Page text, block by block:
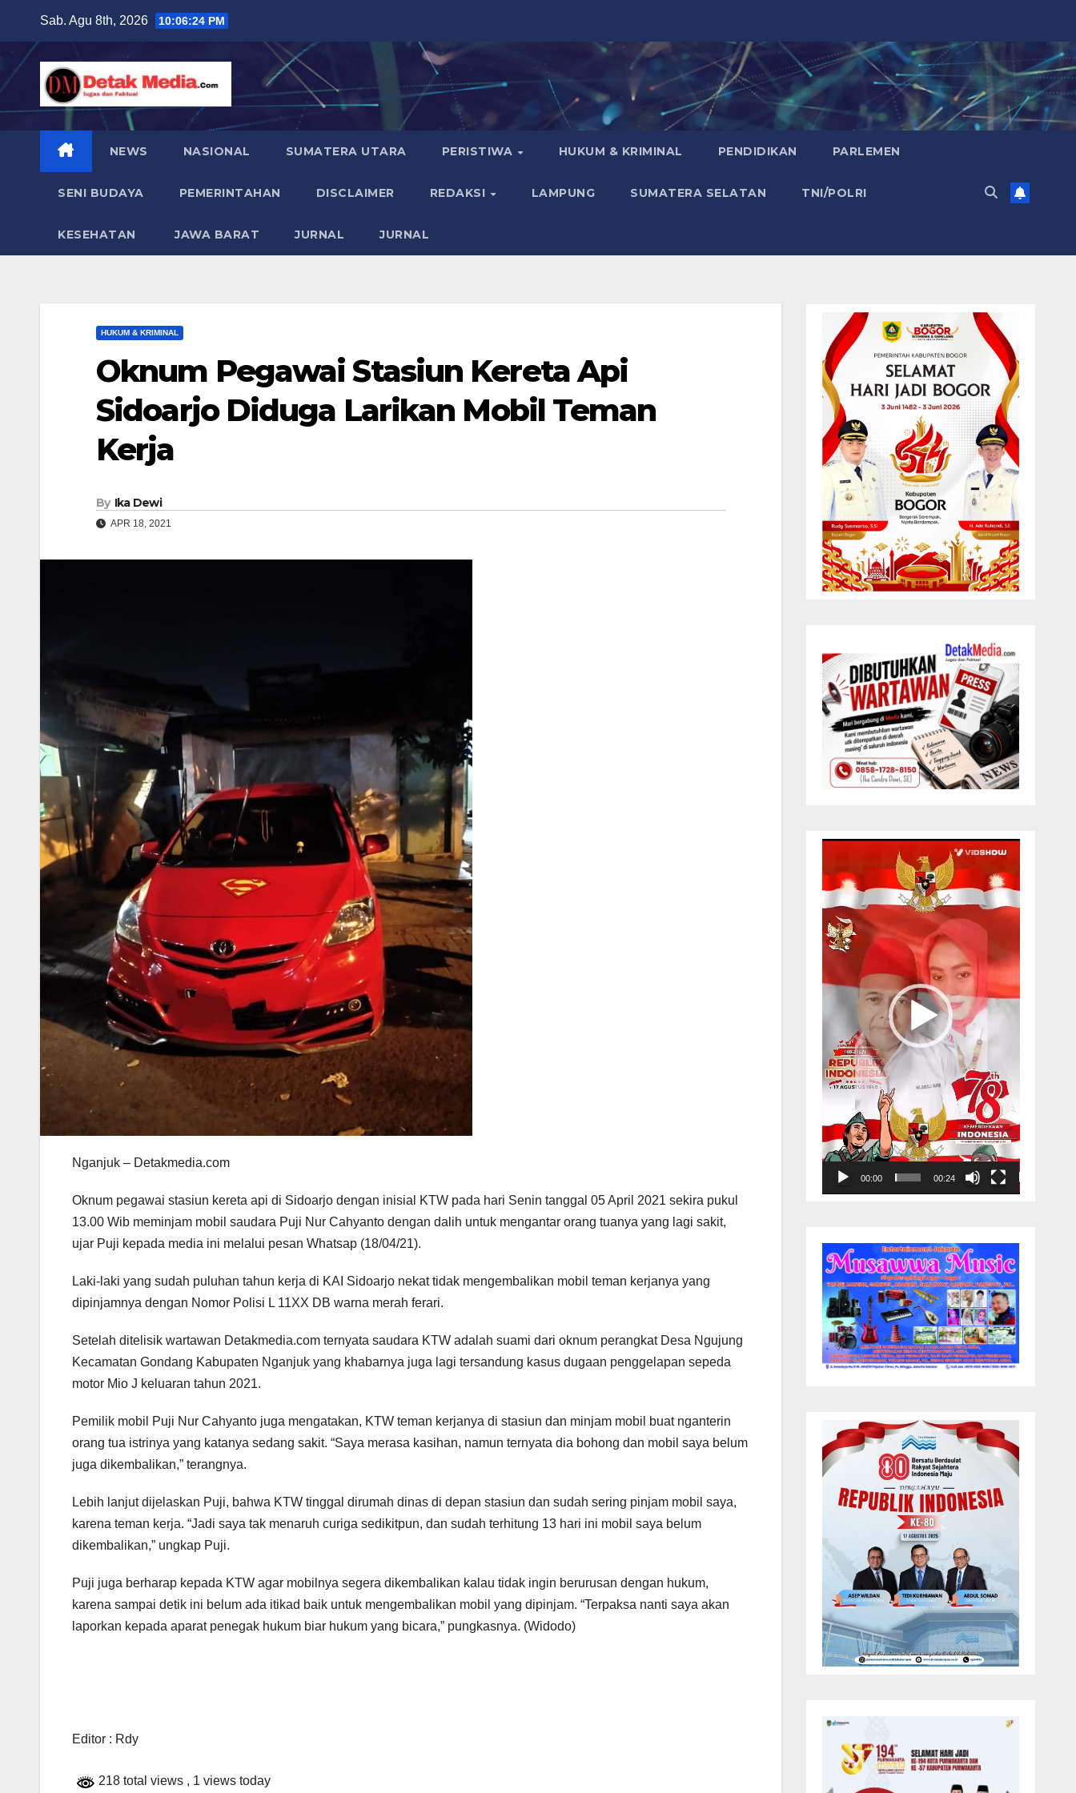
content
Sab. Agu 8th, 2026 10:06:26 PM
NEWS NASIONAL SUMATERA UTARA PERISTIWA HUKUM & KRIMINAL PENDIDIKAN PARLEMEN
SENI BUDAYA PEMERINTAHAN DISCLAIMER REDAKSI LAMPUNG SUMATERA SELATAN TNI/POLRI
KESEHATAN JAWA BARAT JURNAL JURNAL
HUKUM & KRIMINAL
Oknum Pegawai Stasiun Kereta Api
Sidoarjo Diduga Larikan Mobil Teman
Kerja
By Ika Dewi
APR 18, 2021
Nganjuk – Detakmedia.com
Oknum pegawai stasiun kereta api di Sidoarjo dengan inisial KTW pada hari Senin tanggal 05 April 2021 sekira pukul
13.00 Wib meminjam mobil saudara Puji Nur Cahyanto dengan dalih untuk mengantar orang tuanya yang lagi sakit,
ujar Puji kepada media ini melalui pesan Whatsap (18/04/21).
Laki-laki yang sudah puluhan tahun kerja di KAI Sidoarjo nekat tidak mengembalikan mobil teman kerjanya yang
dipinjamnya dengan Nomor Polisi L 11XX DB warna merah ferari.
Setelah ditelisik wartawan Detakmedia.com ternyata saudara KTW adalah suami dari oknum perangkat Desa Ngujung
Kecamatan Gondang Kabupaten Nganjuk yang khabarnya juga lagi tersandung kasus dugaan penggelapan sepeda
motor Mio J keluaran tahun 2021.
Pemilik mobil Puji Nur Cahyanto juga mengatakan, KTW teman kerjanya di stasiun dan minjam mobil buat nganterin
orang tua istrinya yang katanya sedang sakit. “Saya merasa kasihan, namun ternyata dia bohong dan mobil saya belum
juga dikembalikan,” terangnya.
Lebih lanjut dijelaskan Puji, bahwa KTW tinggal dirumah dinas di depan stasiun dan sudah sering pinjam mobil saya,
karena teman kerja. “Jadi saya tak menaruh curiga sedikitpun, dan sudah terhitung 13 hari ini mobil saya belum
dikembalikan,” ungkap Puji.
Puji juga berharap kepada KTW agar mobilnya segera dikembalikan kalau tidak ingin berurusan dengan hukum,
karena sampai detik ini belum ada itikad baik untuk mengembalikan mobil yang dipinjam. “Terpaksa nanti saya akan
laporkan kepada aparat penegak hukum biar hukum yang bicara,” pungkasnya. (Widodo)
Editor : Rdy
218 total views , 1 views today
Video
00:00 00:24